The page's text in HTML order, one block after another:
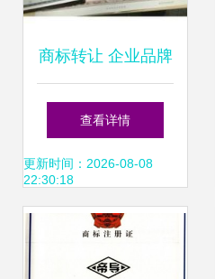
商标转让 企业品牌
价值流转的关键环
节
查看详情
更新时间：2026-08-08
22:30:18